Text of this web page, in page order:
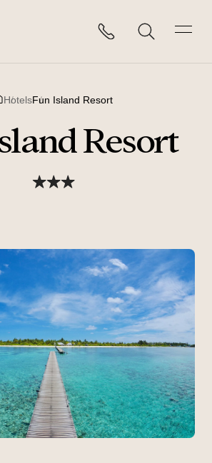
HotelsFun Island Resort
Resort